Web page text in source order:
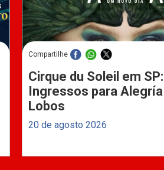
Compartilhe
Cirque du Soleil em SP:
Ingressos para
Lobos
20 de agosto 2026